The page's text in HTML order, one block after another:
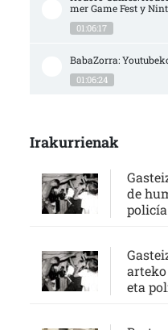
mer Game Fest y
01:06:17
BabaZorra:
01:06:24
Irakurrienak
de
policía
eta